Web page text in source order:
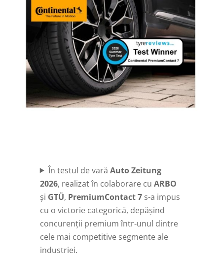
În testul de vară Auto Zeitung
2026, realizat în colaborare cu ARBO
și GTÜ, PremiumContact 7s-a impus
cu o victorie categorică, depășind
concurenții premium într-unul dintre
cele mai competitive segmente ale
industriei.